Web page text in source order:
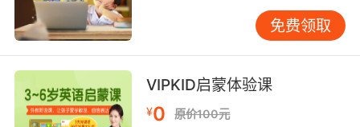
本、英语学习平台等都是从孩子的兴趣点切入，
让孩子选择自己喜欢的动画片喜欢的书籍喜欢的
老师。
相信在这样以兴趣为出发点的学习氛围里，每一
个孩子都能学好并用好英语的。
免费领取
VIPKID启蒙体验课
¥0 原价100元